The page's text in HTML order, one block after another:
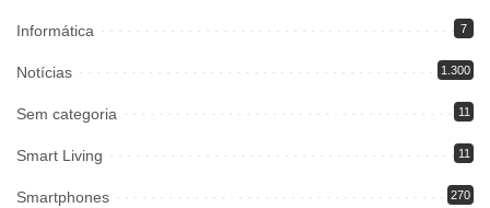
Informática 7
Notícias 1.300
Sem categoria 11
Smart Living 11
Smartphones 270